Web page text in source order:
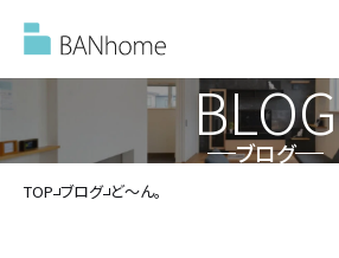
イベント情報
BLOG
ブログ
TOP ブログ ど～ん。